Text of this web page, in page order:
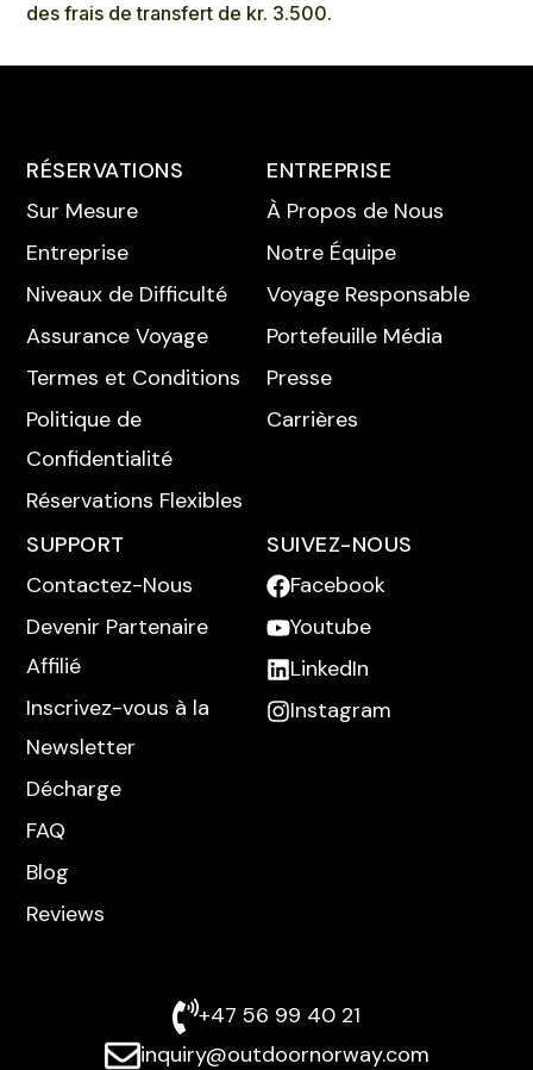
des frais de transfert de kr. 3.500.
RÉSERVATIONS
Sur Mesure
Entreprise
Niveaux de Difficulté
Assurance Voyage
Termes et Conditions
Politique de
Confidentialité
Réservations Flexibles
ENTREPRISE
À Propos de Nous
Notre Équipe
Voyage Responsable
Portefeuille Média
Presse
Carrières
SUPPORT
Contactez-Nous
Devenir Partenaire
Affilié
Inscrivez-vous à la
Newsletter
Décharge
FAQ
Blog
Reviews
SUIVEZ-NOUS
Facebook
Youtube
LinkedIn
Instagram
+47 56 99 40 21
inquiry@outdoornorway.com